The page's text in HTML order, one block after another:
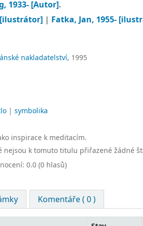
, 1933- [Autor].
[ilustrátor] | Fatka, Jan, 1955-
nakladatelství, 1995
| symbolika
inspirace k meditacím.
nejsou k tomuto titulu přiřazené žádné
0.0 (0 hlasů)
Komentáře ( 0 )